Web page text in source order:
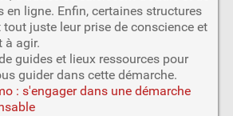
en ligne. Enfin, certaines structures
tout juste leur prise de conscience et
à agir.
guides et lieux ressources pour
guider dans cette démarche.
: s'engager dans une démarche